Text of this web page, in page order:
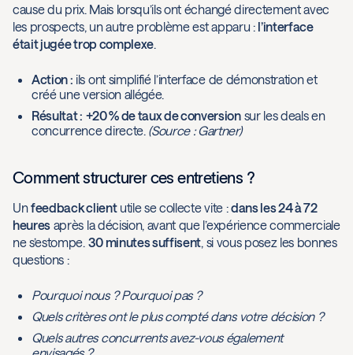
cause du prix. Mais lorsqu’ils ont échangé directement avec
les prospects, un autre problème est apparu : l’interface
était jugée trop complexe.
Action : ils ont simplifié l’interface de démonstration et
créé une version allégée.
Résultat : +20 % de taux de conversionsur les deals en
concurrence directe. (Source : Gartner)
Comment structurer ces entretiens ?
Unfeedback clientutile se collecte vite :dans les 24 à 72
heures après la décision, avant que l’expérience commerciale
ne s’estompe. 30 minutes suffisent, si vous posez les bonnes
questions :
Pourquoi nous ? Pourquoi pas ?
Quels critères ont le plus compté dans votre décision ?
Quels autres concurrents avez-vous également